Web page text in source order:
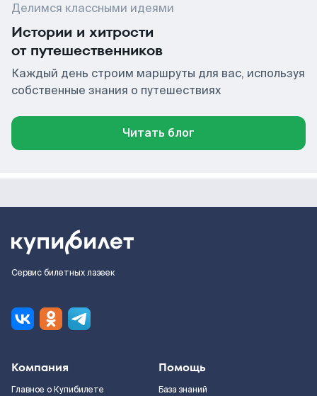
Делимся классными идеями
Истории и хитрости
от путешественников
Каждый день строим маршруты для вас, используя
собственные знания о путешествиях
Читать блог
Сервис билетных лазеек
Компания
Главное о Купибилете
Помощь
База знаний